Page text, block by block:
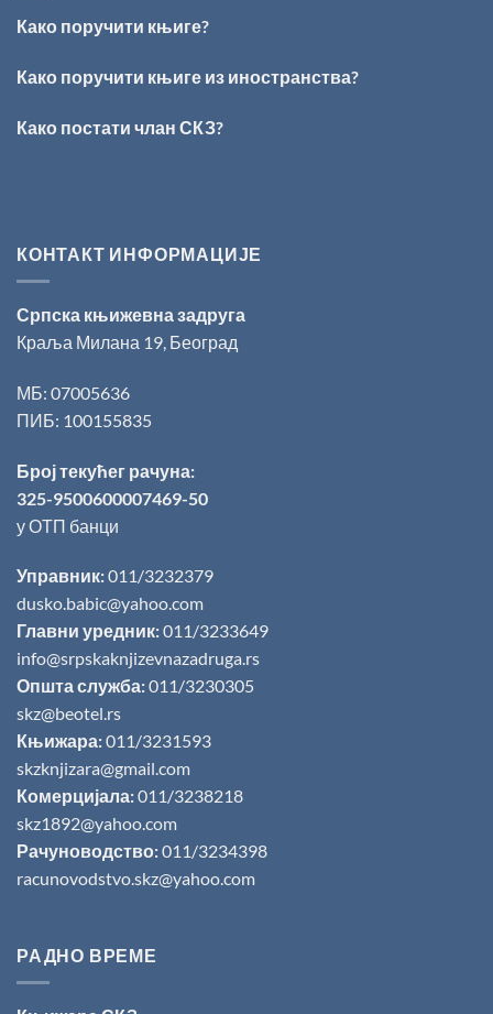
„Милован
поезију
Како поручити књиге?
Како поручити књиге из иностранства?
Како постати члан СКЗ?
КОНТАКТ ИНФОРМАЦИЈЕ
Српска књижевна задруга
Краља Милана 19, Београд
МБ: 07005636
ПИБ: 100155835
Број текућег рачуна:
325-9500600007469-50
у ОТП банци
Управник:011/3232379
dusko.babic@yahoo.com
Главни уредник:011/3233649
info@srpskaknjizevnazadruga.rs
Општа служба:011/3230305
skz@beotel.rs
Књижара:011/3231593
skzknjizara@gmail.com
Комерцијала:011/3238218
skz1892@yahoo.com
Рачуноводство:011/3234398
racunovodstvo.skz@yahoo.com
РАДНО ВРЕМЕ